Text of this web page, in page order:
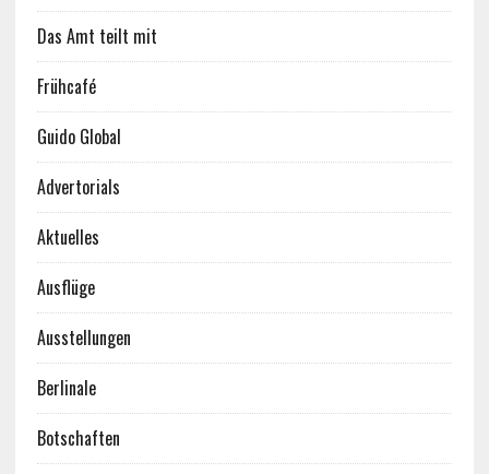
Das Amt teilt mit
Frühcafé
Guido Global
Advertorials
Aktuelles
Ausflüge
Ausstellungen
Berlinale
Botschaften